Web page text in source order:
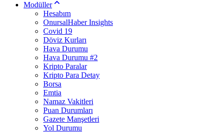
Modüller
Hesabım
OnursalHaber Insights
Covid 19
Döviz Kurları
Hava Durumu
Hava Durumu #2
Kripto Paralar
Kripto Para Detay
Borsa
Emtia
Namaz Vakitleri
Puan Durumları
Gazete Manşetleri
Yol Durumu